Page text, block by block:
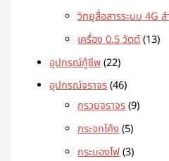
วิทยุสื่อสารระบบ 4G ส
เครื่อง 0.5 วัตต์ 13
อุปกรณ์กู้ชีพ 22
อุปกรณ์จราจร 46
กรวยจราจร 9
กระจกโค้ง 5
กระบองไฟ 3